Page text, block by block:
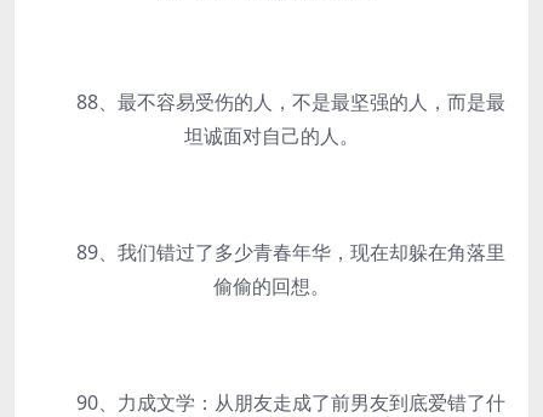
88、最不容易受伤的人，不是最坚强的人，而是最
坦诚面对自己的人。
89、我们错过了多少青春年华，现在却躲在角落里
偷偷的回想。
90、力成文学：从朋友走成了前男友到底爱错了什